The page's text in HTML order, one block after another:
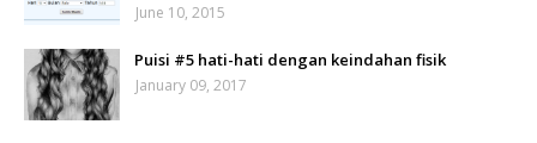
June 10, 2015
Puisi #5 hati-hati dengan keindahan fisik
January 09, 2017